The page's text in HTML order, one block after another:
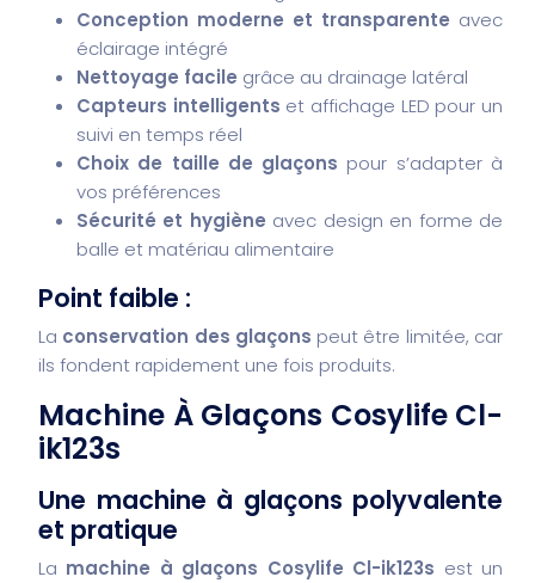
Conception moderne et transparente avec
éclairage intégré
Nettoyage facile grâce au drainage latéral
Capteurs intelligents et affichage LED pour un
suivi en temps réel
Choix de taille de glaçons pour s’adapter à
vos préférences
Sécurité et hygiène avec design en forme de
balle et matériau alimentaire
Point faible :
La conservation des glaçons peut être limitée, car
ils fondent rapidement une fois produits.
Machine À Glaçons Cosylife Cl-
ik123s
Une machine à glaçons polyvalente
et pratique
La machine à glaçons Cosylife Cl-ik123s est un